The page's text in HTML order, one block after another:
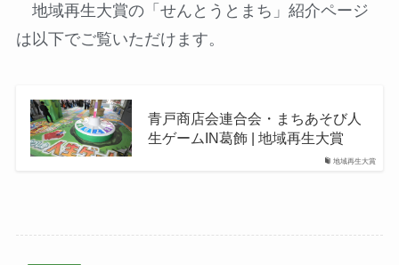
地域再生大賞の「せんとうとまち」紹介ページ
は以下でご覧いただけます。
地域再生大賞
青戸商店会連合会・まちあそび人
生ゲームIN葛飾 | 地域再生大賞